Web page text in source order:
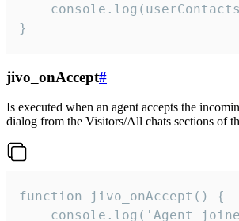
}
jivo_onAccept#
Is executed when an agent accepts the
dialog from the Visitors/All chats sections of
function jivo_onAccept() {